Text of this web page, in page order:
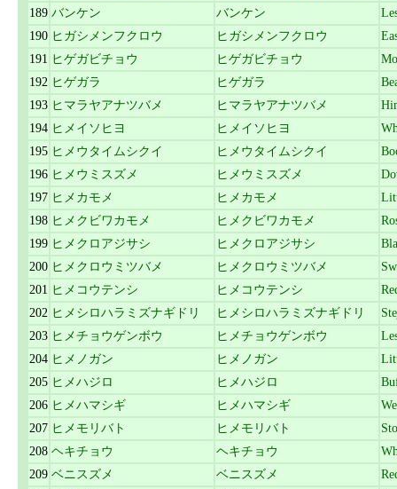
189 バンケン バンケン
190 ヒガシメンフクロウ ヒガシメンフクロウ
191 ヒゲガビチョウ ヒゲガビチョウ
192 ヒゲガラ ヒゲガラ
193 ヒマラヤアナツバメ ヒマラヤアナツバメ
194 ヒメイソヒヨ ヒメイソヒヨ
195 ヒメウタイムシクイ ヒメウタイムシクイ
196 ヒメウミスズメ ヒメウミスズメ
197 ヒメカモメ ヒメカモメ
198 ヒメクビワカモメ ヒメクビワカモメ
199 ヒメクロアジサシ ヒメクロアジサシ
200 ヒメクロウミツバメ ヒメクロウミツバメ
201 ヒメコウテンシ ヒメコウテンシ
202 ヒメシロハラミズナギドリ ヒメシロハラミズナギドリ
203 ヒメチョウゲンボウ ヒメチョウゲンボウ
204 ヒメノガン ヒメノガン
205 ヒメハジロ ヒメハジロ
206 ヒメハマシギ ヒメハマシギ
207 ヒメモリバト ヒメモリバト
208 ヘキチョウ ヘキチョウ
209 ベニスズメ ベニスズメ